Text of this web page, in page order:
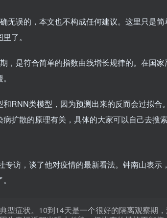
无误的，本文也不构成任何建议。这里只是
了。
，是符合简单的指数曲线增长规律的。在国
RNN类模型，因为预测出来的反而会过拟合
扩散的原理有关，具体的大家可以自己去搜索
专访，谈了他对疫情的最新看法。钟南山表示
型症状。10到14天是一个很好的隔离观察期